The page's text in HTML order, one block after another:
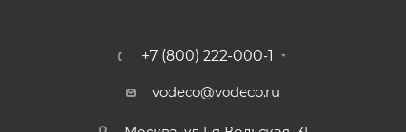
+7 (800) 222-000-1
vodeco@vodeco.ru